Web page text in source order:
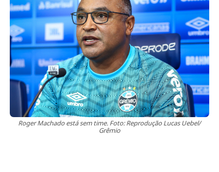
Roger Machado está sem time. Foto: Reprodução Lucas Uebel/
Grêmio